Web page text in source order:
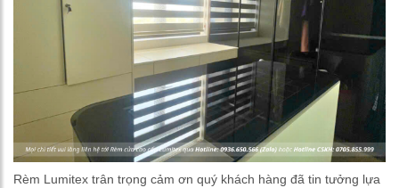
Rèm Lumitex trân trọng cảm ơn quý khách hàng đã tin tưởng lựa